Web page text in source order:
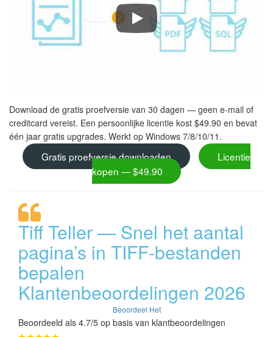
Tiff Teller kent het aantal pagina's
Download de gratis proefversie van 30 dagen — geen e-mail of
creditcard vereist. Een persoonlijke licentie kost $49.90 en bevat
één jaar gratis upgrades. Werkt op Windows 7/8/10/11.
Gratis proefversie downloaden
Licentie
kopen — $49.90
Tiff Teller — Snel het aantal
pagina’s in TIFF-bestanden
bepalen
Klantenbeoordelingen 2026
Beoordeel Het
Beoordeeld als 4.7/5 op basis van klantbeoordelingen